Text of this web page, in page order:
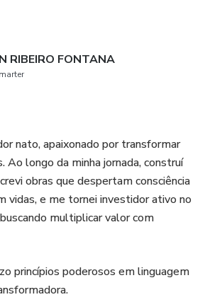
RIBEIRO FONTANA
nato, apaixonado por transformar
Ao longo da minha jornada, construí
obras que despertam consciência
vidas, e me tornei investidor ativo no
multiplicar valor com
princípios poderosos em linguagem